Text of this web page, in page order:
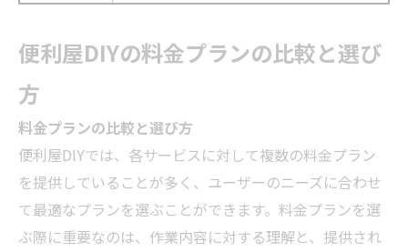
便利屋DIYの料金プランの比較と選び
方
料金プランの比較と選び方
便利屋DIYでは、各サービスに対して複数の料金プラン
を提供していることが多く、ユーザーのニーズに合わせ
て最適なプランを選ぶことができます。料金プランを選
ぶ際に重要なのは、作業内容に対する理解と、提供され